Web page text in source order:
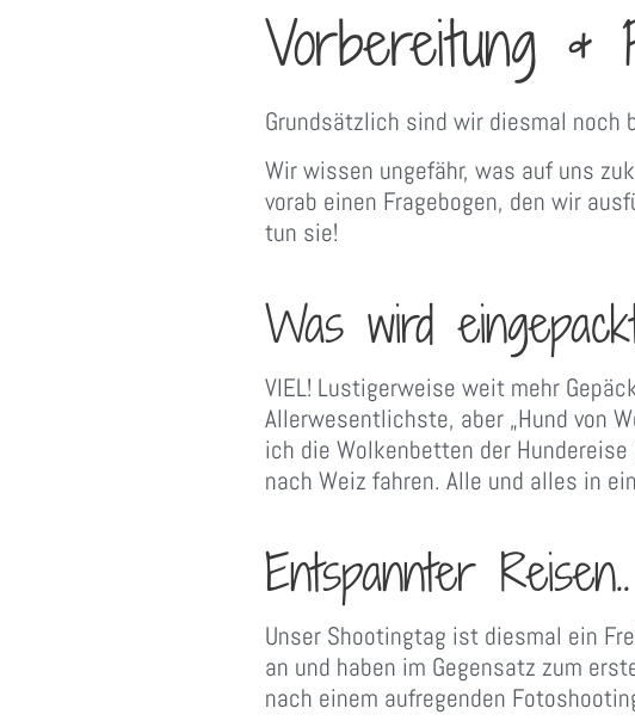
Vorbereitung &
Grundsätzlich sind wir diesmal
Wir wissen ungefähr, was auf uns
vorab einen Fragebogen, den wir
tun sie!
Was wird
VIEL! Lustigerweise weit mehr
Allerwesentlichste, aber „Hund von
ich die Wolkenbetten der
nach Weiz fahren. Alle und alles in
Entspannter Reisen..
Unser Shootingtag ist diesmal ein
an und haben im Gegensatz zum
nach einem aufregenden